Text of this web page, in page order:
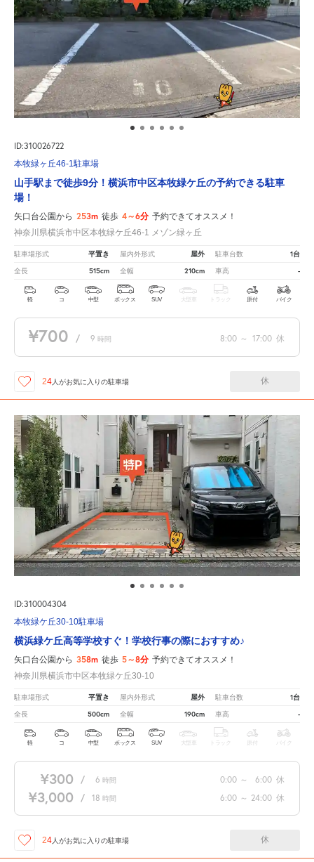
ID:310026722
本牧緑ヶ丘46-1駐車場
山手駅まで徒歩9分！横浜市中区本牧緑ケ丘の予約できる駐車
場！
矢口台公園から 253m 徒歩 4～6分 予約できてオススメ！
神奈川県横浜市中区本牧緑ケ丘46-1 メゾン緑ヶ丘
駐車場形式 平置き 屋内外形式 屋外 駐車台数 1台
全長 515cm 全幅 210cm 車高 -
軽 コ 中型 ボックス SUV 大型車 トラック 原付 バイク
¥700 / 9 時間 8:00 ～ 17:00 休
24 人がお気に入りの駐車場 休
ID:310004304
本牧緑ケ丘30-10駐車場
横浜緑ケ丘高等学校すぐ！学校行事の際におすすめ♪
矢口台公園から 358m 徒歩 5～8分 予約できてオススメ！
神奈川県横浜市中区本牧緑ケ丘30-10
駐車場形式 平置き 屋内外形式 屋外 駐車台数 1台
全長 500cm 全幅 190cm 車高 -
軽 コ 中型 ボックス SUV 大型車 トラック 原付 バイク
¥300 / 6 時間 0:00 ～ 6:00 休
¥3,000 / 18 時間 6:00 ～ 24:00 休
24 人がお気に入りの駐車場 休